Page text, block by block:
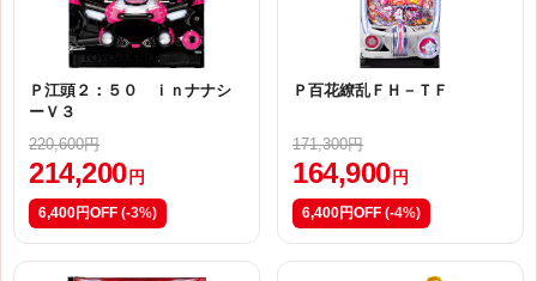
Ｐ江頭２：５０ ｉｎナナシ
ーＶ３
220,600円
214,200 円
6,400円OFF (-3%)
Ｐ百花繚乱ＦＨ－ＴＦ
171,300円
164,900 円
6,400円OFF (-4%)